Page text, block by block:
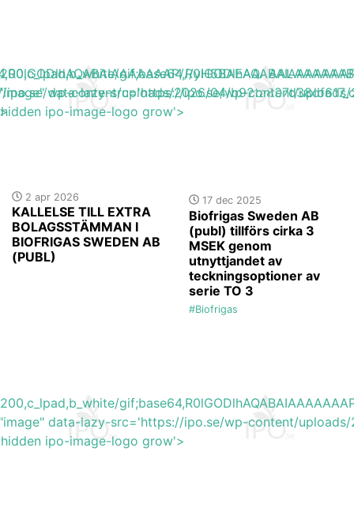
wp-content/uploads/2026/04/
2 apr 2026
KALLELSE TILL EXTRA
BOLAGSSTÄMMAN I
BIOFRIGAS SWEDEN AB
(PUBL)
data-lazy-src='https://ipo.se/wp-content/uploads/
ipo-image-logo grow'>
17 dec 2025
Biofrigas Sweden AB
(publ) tillförs cirka 3
MSEK genom
utnyttjandet av
teckningsoptioner av
serie TO 3
#Biofrigas
data-lazy-src='https://ipo.se/wp-content/uploads/
ipo-image-logo grow'>